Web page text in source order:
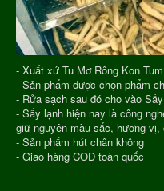
- Xuất xứ Tu Mơ Rông Kon Tum
- Sản phẩm được chọn phẩm
- Rửa sạch sau đó cho vào
- Sấy lạnh hiện nay là công
giữ nguyên màu sắc, hương vị,
- Sản phẩm hút chân không
- Giao hàng COD toàn quốc